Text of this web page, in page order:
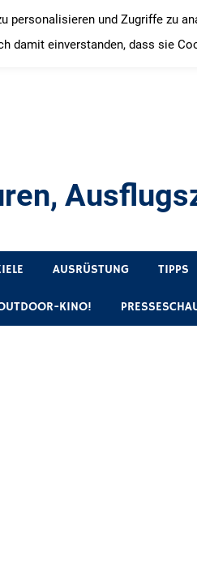
AUSRÜSTUNG TIPPS
KINO!
und Zugriffe zu
damit einverstanden, dass sie